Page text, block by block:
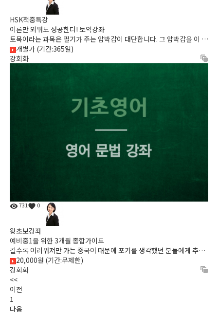
HSK적중특강
이론만 외워도 성공한다! 토익강좌
토목이라는 과목은 필기가 주는 압박감이 대단합니다. 그 압박감을 이 강
좌로 해소해보세요!
개별가 (기간:365일)
강회화
731 0
왕초보강좌
예비중1을 위한 3개월 종합가이드
갈수록 어려워져만 가는 중국어 때문에 포기를 생각했던 분들에게 추천
20,000원 (기간:무제한)
강회화
<<
이전
1
다음